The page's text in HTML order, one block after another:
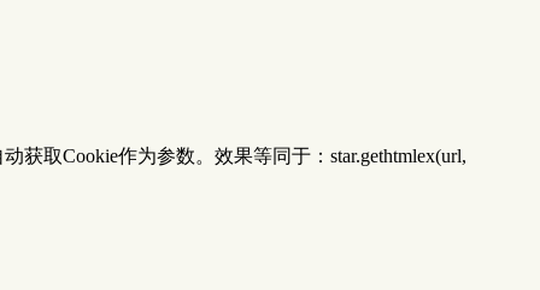
获取Cookie作为参数。效果等同于：star.gethtmlex(url,